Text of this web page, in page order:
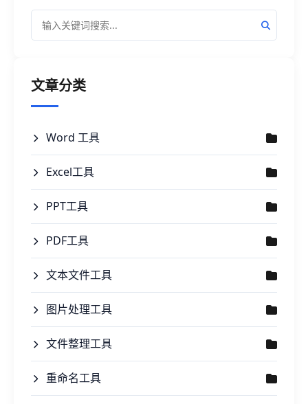
文章分类
Word 工具
Excel工具
PPT工具
PDF工具
文本文件工具
图片处理工具
文件整理工具
重命名工具